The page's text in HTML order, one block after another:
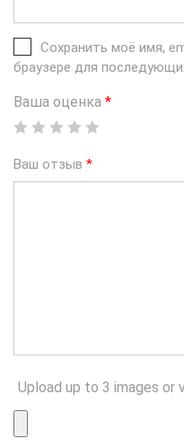
Сохранить моё имя,
браузере для
Ваша оценка *
Ваш отзыв *
Upload up to 3 images or